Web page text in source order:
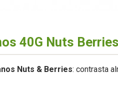
40G Nuts Berries
Nuts & Berries: contrasta